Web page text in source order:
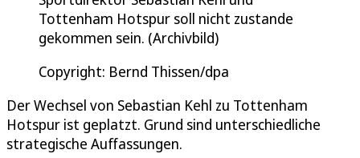
Tottenham Hotspur soll nicht zustande
gekommen sein. (Archivbild)
Copyright: Bernd Thissen/dpa
Der Wechsel von Sebastian Kehl zu Tottenham
Hotspur ist geplatzt. Grund sind unterschiedliche
strategische Auffassungen.